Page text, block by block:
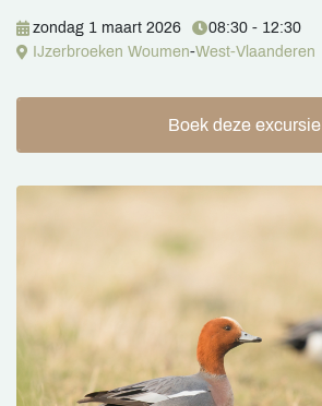
zondag 1 maart 2026
08:30 - 12:30
IJzerbroeken Woumen-West-Vlaanderen
Boek deze excursie